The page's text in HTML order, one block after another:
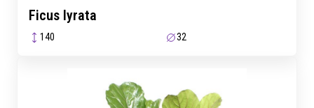
Ficus lyrata
140 32